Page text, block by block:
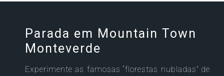
Parada em Mountain Town
Monteverde
Experimente as famosas “florestas nubladas” de